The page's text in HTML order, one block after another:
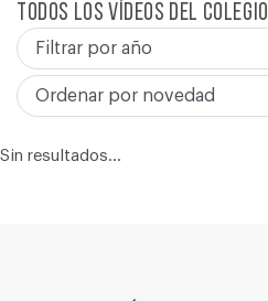
Todos los vídeos del colegio
Sin resultados...